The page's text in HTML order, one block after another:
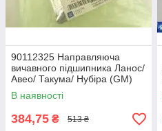
90112325 Направляюча
вичавного підшипника Ланос/
Авео/ Такума/ Нубіра (GM)
В наявності
384,75 ₴ 513 ₴